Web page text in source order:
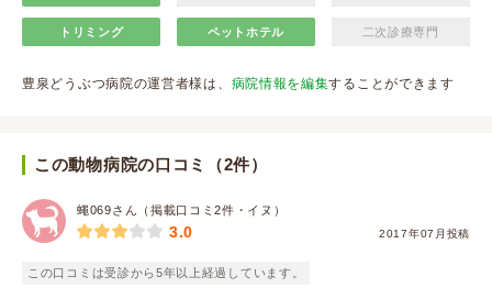
トリミング ペットホテル 二次診療専門
豊泉どうぶつ病院の運営者様は、 病院情報を編集することができます
この動物病院の口コミ（2件）
蠅069さん（掲載口コミ2件・イヌ）
2017年07月投稿
3.0
この口コミは受診から5年以上経過しています。